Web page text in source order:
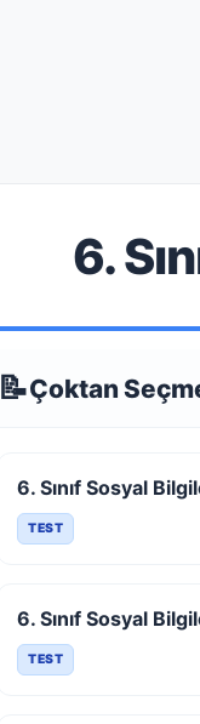
6.
📝Çoktan
6. Sınıf Sosyal
TEST
6. Sınıf Sosyal
TEST